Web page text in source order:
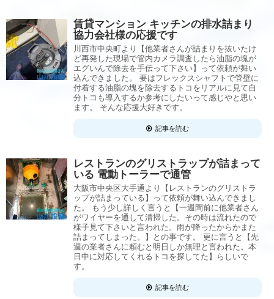
賃貸マンション キッチンの排水詰まり
協力会社様の応援です
川西市中央町より【他業者さんが詰まりを抜いたけ
ど再発した現場で管内カメラ調査したら油脂の塊が
エグいんで除去を手伝って下さい】って依頼が舞い
込んできました。 要はフレックスシャフトで管壁に
付着する油脂の塊を除去するトコをリアルに見て自
分トコも導入するか参考にしたいって感じやと思い
ます。 そんな応援大好きです。
記事を読む
レストランのグリストラップが詰まって
いる 電動トーラーで通管
大阪市中央区大手通より【レストランのグリストラ
ップが詰まっている】って依頼が舞い込んできまし
た。 もう少し詳しく言うと【一週間前に他業者さん
がワイヤーを通して清掃した。その時は流れたので
様子見て下さいと言われた。雨が降ったからかまた
詰まってしまった。】との事です。 更に言うと【先
週の業者さんに頼むと明日しか無理と言われた。本
日中に対応してくれるトコを探してた】らしいで
す。
記事を読む